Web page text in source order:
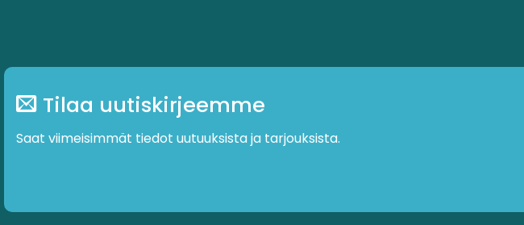
Tilaa uutiskirjeemme
Saat viimeisimmät tiedot uutuuksista ja tarjouksista.